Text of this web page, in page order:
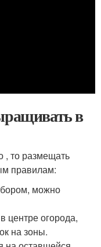
в
, то размещать
правилам:
можно
центре огорода,
на зоны.